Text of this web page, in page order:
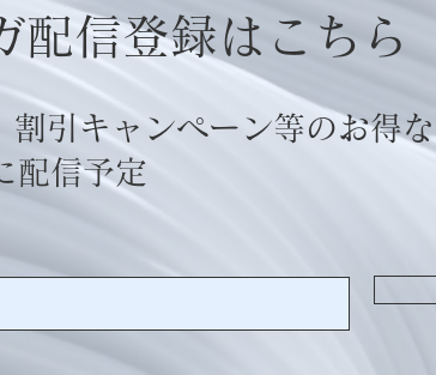
配信登録はこちら
引キャンペーン等のお得な
配信予定